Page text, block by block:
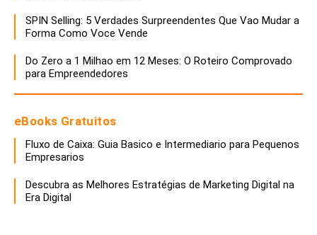
SPIN Selling: 5 Verdades Surpreendentes Que Vao Mudar a
Forma Como Voce Vende
Do Zero a 1 Milhao em 12 Meses: O Roteiro Comprovado
para Empreendedores
eBooks Gratuitos
Fluxo de Caixa: Guia Basico e Intermediario para Pequenos
Empresarios
Descubra as Melhores Estratégias de Marketing Digital na
Era Digital